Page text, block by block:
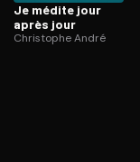
Je médite jour
après jour
Christophe André